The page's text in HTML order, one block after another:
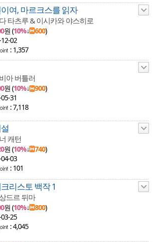
여, 마르크스를 읽자
타츠루 & 이시카와 야스히로
원 (10%↓ 600)
02
: 1,357
아 버틀러
원 (10%↓ 900)
31
: 7,118
캐턴
원 (10%↓ 740)
03
: 101
리스토 백작 1
드르 뒤마
원 (10%↓ 800)
25
: 4,045